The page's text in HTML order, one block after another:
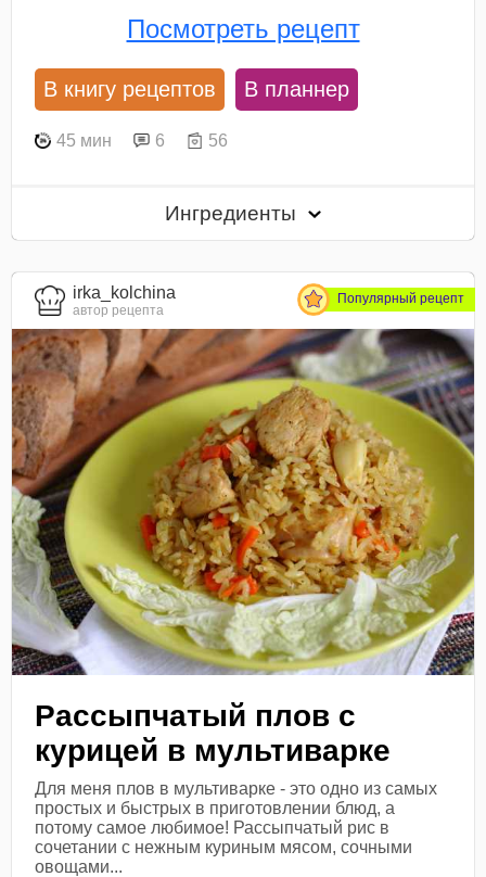
Посмотреть рецепт
В книгу рецептов В планнер
45 мин 6 56
Ингредиенты
irka_kolchina
автор рецепта
Популярный рецепт
Рассыпчатый плов с
курицей в мультиварке
Для меня плов в мультиварке - это одно из самых
простых и быстрых в приготовлении блюд, а
потому самое любимое! Рассыпчатый рис в
сочетании с нежным куриным мясом, сочными
овощами...